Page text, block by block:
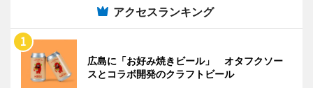
アクセスランキング
広島に「お好み焼きビール」 オタフクソー
スとコラボ開発のクラフトビール